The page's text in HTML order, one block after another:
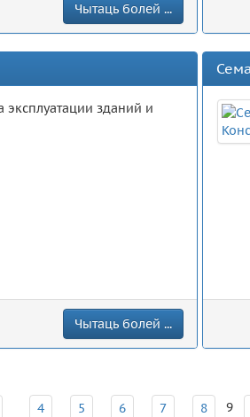
Чытаць болей ...
эксплуатации зданий и
Чытаць болей ...
4 5 6 7 8 9